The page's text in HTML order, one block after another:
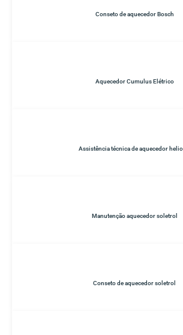
Conseto de aquecedor Bosch
Aquecedor Cumulus Elétrico
Assistência técnica de aquecedor
Manutenção aquecedor soletrol
Conseto de aquecedor soletrol